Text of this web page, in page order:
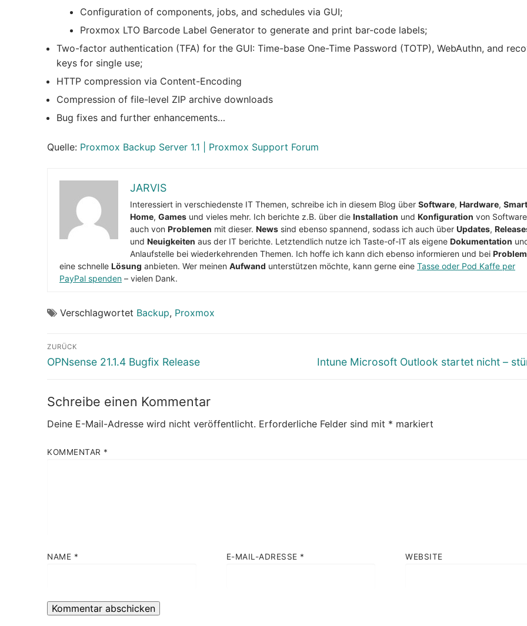
Configuration of components, jobs, and schedules via GUI;
Proxmox LTO Barcode Label Generator to generate and print bar-code labels;
Two-factor authentication (TFA) for the GUI: Time-base One-Time Password (TOTP), WebAuthn, and
keys for single use;
HTTP compression via Content-Encoding
Compression of file-level ZIP archive downloads
Bug fixes and further enhancements…
Quelle: Proxmox Backup Server 1.1 | Proxmox Support Forum
JARVIS
Interessiert in verschiedenste IT Themen, schreibe ich in diesem Blog über Software, Hardware, Smart
Home, Games und vieles mehr. Ich berichte z.B. über die Installation und Konfiguration von
auch von Problemen mit dieser. News sind ebenso spannend, sodass ich auch über Updates,
und Neuigkeiten aus der IT berichte. Letztendlich nutze ich Taste-of-IT als eigene Dokumentation
Anlaufstelle bei wiederkehrenden Themen. Ich hoffe ich kann dich ebenso informieren und bei
eine schnelle Lösung anbieten. Wer meinen Aufwand unterstützen möchte, kann gerne eine Tasse oder Pod Kaffe per
PayPal spenden – vielen Dank.
Verschlagwortet Backup, Proxmox
Beitragsnavigation
ZURÜCK
Vorheriger
OPNsense 21.1.4 Bugfix Release
Nächster
Intune Microsoft Outlook startet nicht –
Schreibe einen Kommentar
Deine E-Mail-Adresse wird nicht veröffentlicht. Erforderliche Felder sind mit * markiert
KOMMENTAR *
NAME * E-MAIL-ADRESSE * WEBSITE